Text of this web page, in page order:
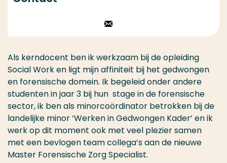
Als kerndocent ben ik werkzaam bij de opleiding
Social Work en ligt mijn affiniteit bij het gedwongen
en forensische domein. Ik begeleid onder andere
studenten in jaar 3 bij hun stage in de forensische
sector, ik ben als minorcoördinator betrokken bij de
landelijke minor ‘Werken in Gedwongen Kader’ en ik
werk op dit moment ook met veel plezier samen
met een bevlogen team collega’s aan de nieuwe
Master Forensische Zorg Specialist.